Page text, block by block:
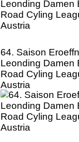
64. Saison
Leonding Damen
Road Cyling
Austria